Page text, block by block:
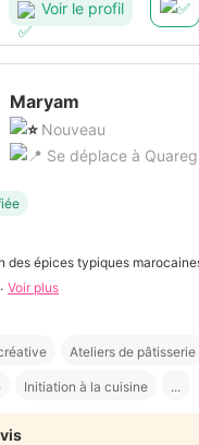
Voir le profil
Maryam
Nouveau
Se déplace à
des épices typiques
Voir plus
Ateliers de pâtisserie
Initiation à la cuisine ...